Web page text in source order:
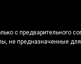
с предварительного
не предназначенные